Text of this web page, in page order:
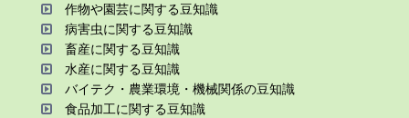
作物や園芸に関する⾖知識
病害⾍に関する⾖知識
畜産に関する⾖知識
⽔産に関する⾖知識
バイテク・農業環境・機械関係の⾖知識
⾷品加⼯に関する⾖知識